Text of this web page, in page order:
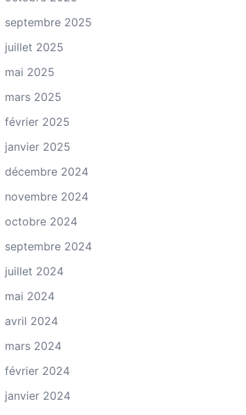
septembre 2025
juillet 2025
mai 2025
mars 2025
février 2025
janvier 2025
décembre 2024
novembre 2024
octobre 2024
septembre 2024
juillet 2024
mai 2024
avril 2024
mars 2024
février 2024
janvier 2024